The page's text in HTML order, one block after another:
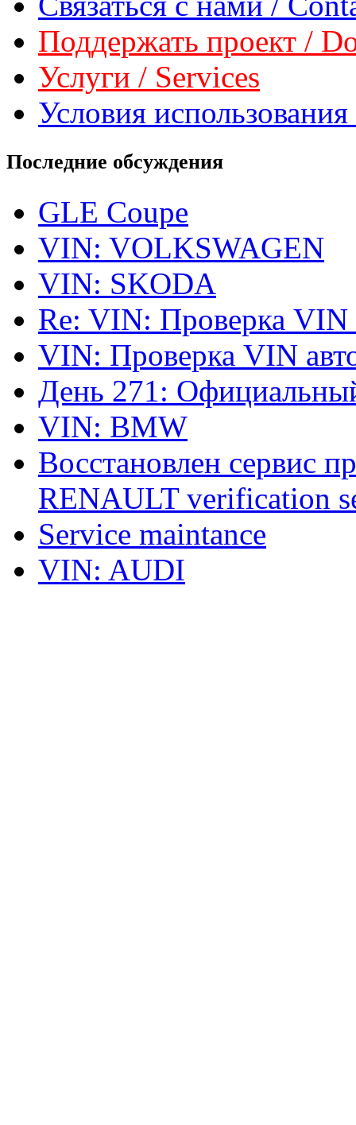
Поддержать проект /
Услуги / Services
Условия
Последние обсуждения
GLE Coupe
VIN: VOLKSWAGEN
VIN: SKODA
Re: VIN: Проверка VIN
VIN: Проверка VIN
День 271:
VIN: BMW
Восстановлен сервис
RENAULT verification
Service maintance
VIN: AUDI